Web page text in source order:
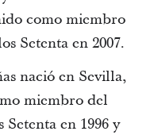
como miembro
Setenta en 2007.
nació en Sevilla,
miembro del
en 1996 y